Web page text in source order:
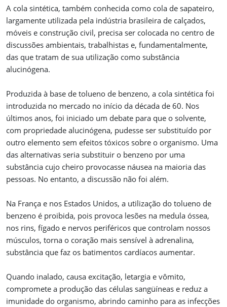
A cola sintética, também conhecida como cola de sapateiro,
largamente utilizada pela indústria brasileira de calçados,
móveis e construção civil, precisa ser colocada no centro de
discussões ambientais, trabalhistas e, fundamentalmente,
das que tratam de sua utilização como substância
alucinógena.
Produzida à base de tolueno de benzeno, a cola sintética foi
introduzida no mercado no início da década de 60. Nos
últimos anos, foi iniciado um debate para que o solvente,
com propriedade alucinógena, pudesse ser substituído por
outro elemento sem efeitos tóxicos sobre o organismo. Uma
das alternativas seria substituir o benzeno por uma
substância cujo cheiro provocasse náusea na maioria das
pessoas. No entanto, a discussão não foi além.
Na França e nos Estados Unidos, a utilização do tolueno de
benzeno é proibida, pois provoca lesões na medula óssea,
nos rins, fígado e nervos periféricos que controlam nossos
músculos, torna o coração mais sensível à adrenalina,
substância que faz os batimentos cardíacos aumentar.
Quando inalado, causa excitação, letargia e vômito,
compromete a produção das células sangüíneas e reduz a
imunidade do organismo, abrindo caminho para as infecções